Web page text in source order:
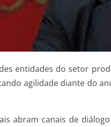
entidades do setor
agilidade diante do
abram canais de